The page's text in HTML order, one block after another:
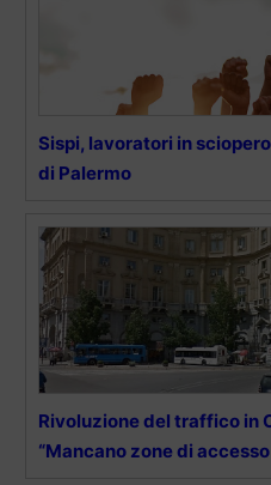
Sispi, lavoratori in
di Palermo
Rivoluzione del traffico in
“Mancano zone di